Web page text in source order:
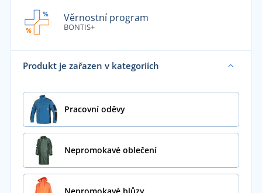
Věrnostní program
BONTIS+
Produkt je zařazen v kategoriích
Pracovní oděvy
Nepromokavé oblečení